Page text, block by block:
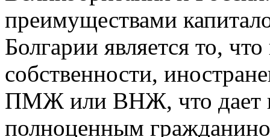
преимуществами
Болгарии является то,
собственности,
ПМЖ или ВНЖ, что дает
полноценным